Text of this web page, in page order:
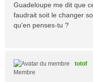
g
e
Guadeloupe me dit que
faudrait soit le changer
qu'en penses-tu ?
totof
Membre